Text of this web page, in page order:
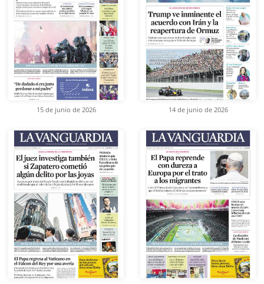
15 de junio de 2026 14 de junio de 2026